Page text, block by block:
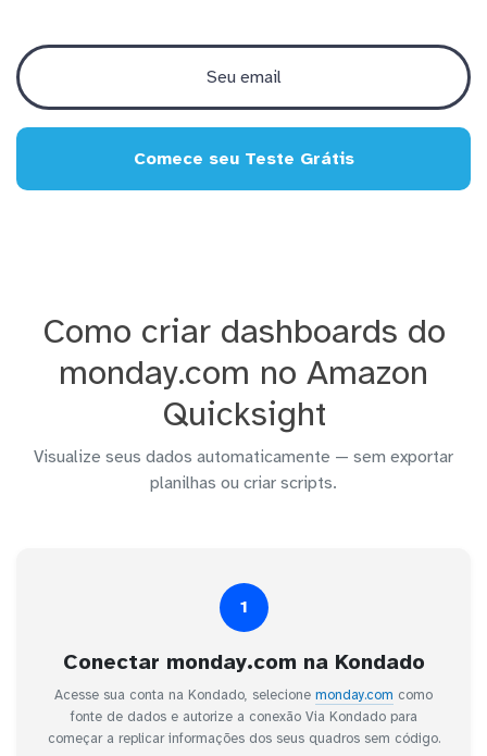
Comece seu Teste Grátis
Como criar dashboards do
monday.com no Amazon
Quicksight
Visualize seus dados automaticamente — sem exportar
planilhas ou criar scripts.
1
Conectar monday.com na Kondado
Acesse sua conta na Kondado, selecione monday.com como
fonte de dados e autorize a conexão Via Kondado para
começar a replicar informações dos seus quadros sem código.